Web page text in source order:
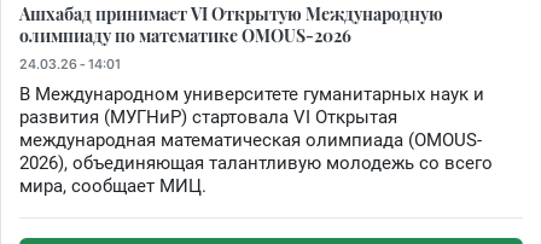
Ашхабад принимает VI Открытую Международную
олимпиаду по математике OMOUS-2026
24.03.26 - 14:01
В Международном университете гуманитарных наук и
развития (МУГНиР) стартовала VI Открытая
международная математическая олимпиада (OMOUS-
2026), объединяющая талантливую молодежь со всего
мира, сообщает МИЦ.